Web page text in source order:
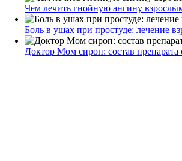
Чем лечить гнойную ангину
Боль в ушах при простуде: лечение
Доктор Мом сироп: состав